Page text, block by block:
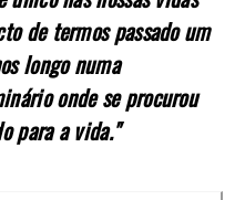
de termos passado um
longo numa
onde se procurou
para a vida."